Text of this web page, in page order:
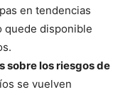
en tendencias
quede disponible
sobre los riesgos de
se vuelven